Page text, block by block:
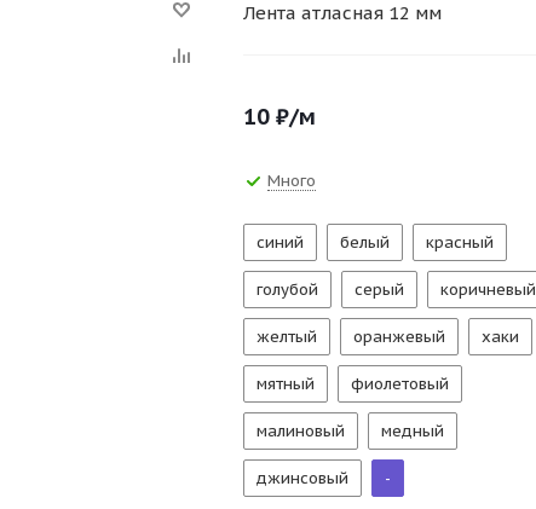
Лента атласная 12 мм
10 ₽/м
Много
синий белый красный
голубой серый коричневый
желтый оранжевый хаки
мятный фиолетовый
малиновый медный
джинсовый -